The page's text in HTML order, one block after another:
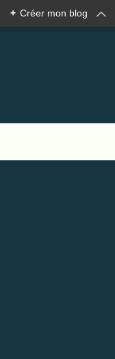
+ Créer mon blog